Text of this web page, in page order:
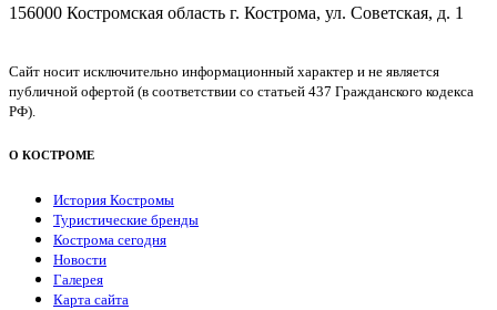
156000 Костромская область г. Кострома, ул. Советская, д. 1
Сайт носит исключительно информационный характер и не является
публичной офертой (в соответствии со статьей 437 Гражданского кодекса
РФ).
О КОСТРОМЕ
История Костромы
Туристические бренды
Кострома сегодня
Новости
Галерея
Карта сайта